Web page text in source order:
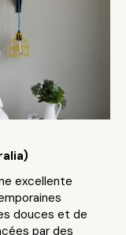
excellente
douces et de
par des